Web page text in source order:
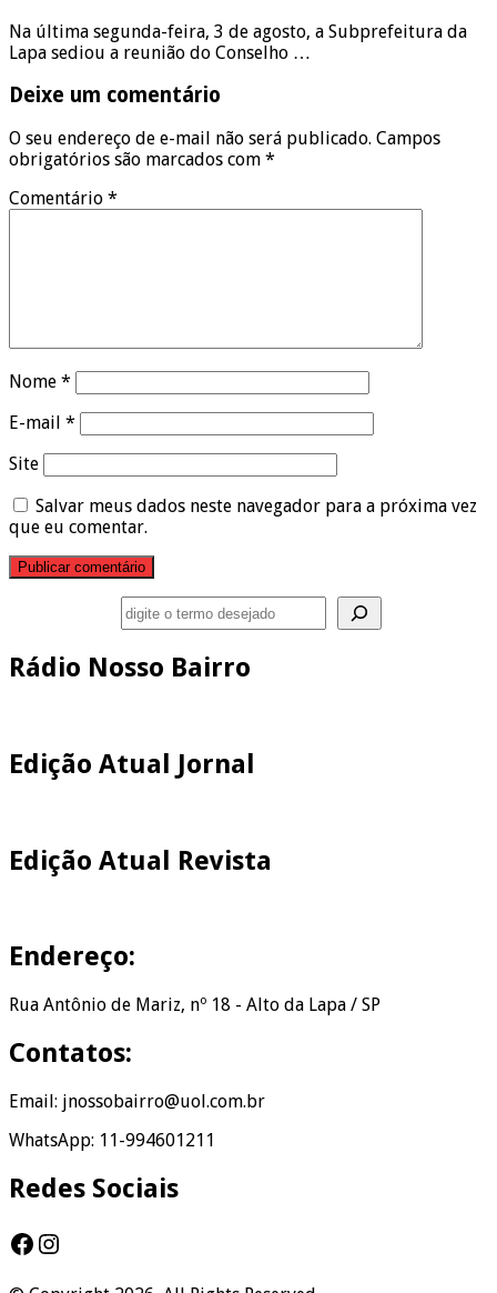
Na última segunda-feira, 3 de agosto, a Subprefeitura da
Lapa sediou a reunião do Conselho …
Deixe um comentário
O seu endereço de e-mail não será publicado. Campos
obrigatórios são marcados com *
Comentário *
Nome *
E-mail *
Site
Salvar meus dados neste navegador para a próxima vez
que eu comentar.
Rádio Nosso Bairro
Edição Atual Jornal
Edição Atual Revista
Endereço:
Rua Antônio de Mariz, nº 18 - Alto da Lapa / SP
Contatos:
Email: jnossobairro@uol.com.br
WhatsApp: 11-994601211
Redes Sociais
Facebook
Instagram